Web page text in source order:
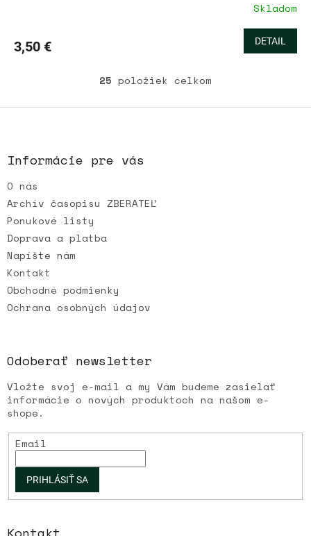
Skladom
3,50 € DETAIL
O
l
p
25 položiek celkom
Z
i
e
Informácie pre vás
O nás
Archív časopisu ZBERATEĽ
Ponukové listy
Doprava a platba
Napíšte nám
Kontakt
Obchodné podmienky
Ochrana osobných údajov
Odoberať newsletter
Vložte svoj e-mail a my Vám budeme zasielať
informácie o nových produktoch na našom e-
shope.
Email
PRIHLÁSIŤ SA